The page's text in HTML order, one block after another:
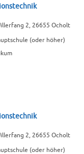
2, 26655 Ocholt
(oder höher)
2, 26655 Ocholt
(oder höher)